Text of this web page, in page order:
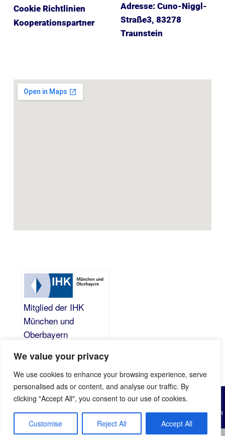
We value your privacy
We use cookies to enhance your browsing experience, serve
personalised ads or content, and analyse our traffic. By
clicking "Accept All", you consent to our use of cookies.
Customise Reject All Accept All
Cookie Richtlinien
Kooperationspartner
Adresse: Cuno-Niggl-
Straße3, 83278
Traunstein
Mitglied der IHK
München und
Oberbayern
© All Rights Reserved by Bayerische Sicherheitsgesellschaft 2024
Sicherheitsdienstleistungen nach §34a GewO werden in
Zusammenarbeit mit erfahrenen, behördlich zugelassenen und durch
uns überprüften Partnern durchgeführt.